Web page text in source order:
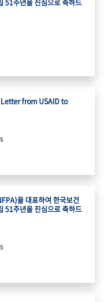
51주년을 진심으로 축하드
from USAID to
을 대표하여 한국보건
51주년을 진심으로 축하드